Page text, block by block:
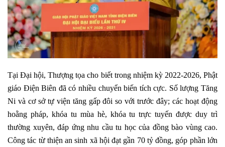
Tại Đại hội, Thượng tọa cho biết trong nhiệm kỳ 2022-2026, Phật
giáo Điện Biên đã có nhiều chuyển biến tích cực. Số lượng Tăng
Ni và cơ sở tự viện tăng gấp đôi so với trước đây; các hoạt động
hoằng pháp, khóa tu mùa hè, khóa tu trực tuyến được duy trì
thường xuyên, đáp ứng nhu cầu tu học của đồng bào vùng cao.
Công tác từ thiện an sinh xã hội đạt gần 70 tỷ đồng, góp phần lớn